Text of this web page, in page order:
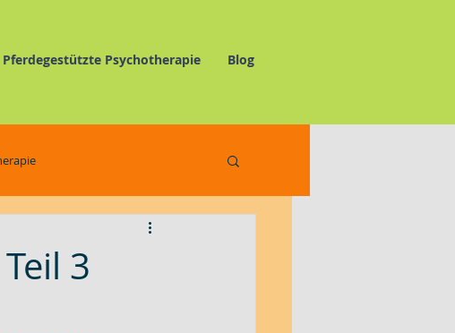
Pferdegestützte Psychotherapie Blog
3